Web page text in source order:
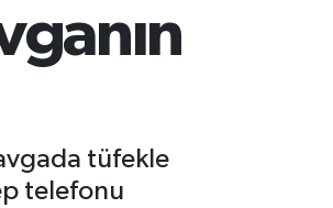
tüfekle
telefonu